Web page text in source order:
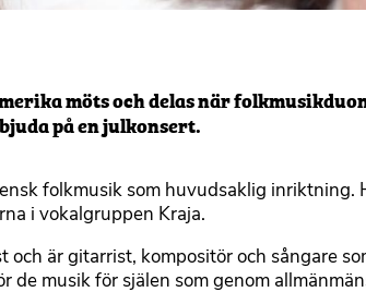
möts och delas när
på en julkonsert.
folkmusik som huvudsaklig inriktning.
i vokalgruppen Kraja.
är gitarrist, kompositör och sångare
musik för själen som genom